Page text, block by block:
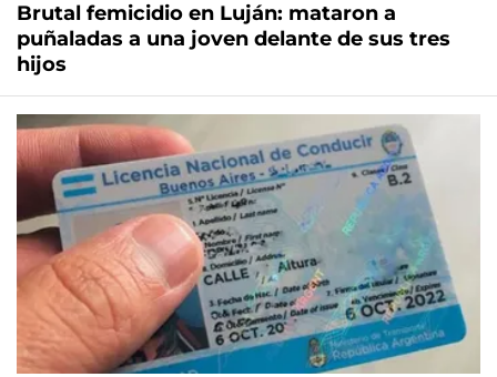
Brutal femicidio en Luján: mataron a
puñaladas a una joven delante de sus tres
hijos